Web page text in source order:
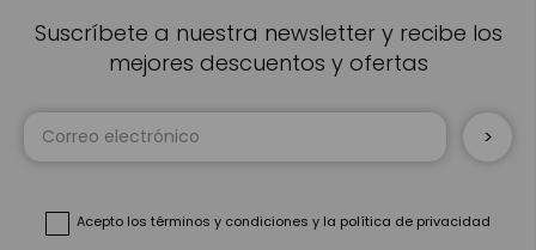
Suscríbete a nuestra newsletter y recibe los
mejores descuentos y ofertas
Acepto los términos y condiciones y la política de privacidad